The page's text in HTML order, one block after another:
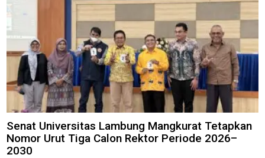
Senat Universitas Lambung Mangkurat Tetapkan
Nomor Urut Tiga Calon Rektor Periode 2026–
2030